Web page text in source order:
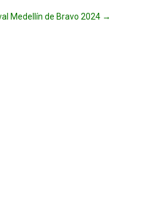
Medellín de Bravo 2024 →